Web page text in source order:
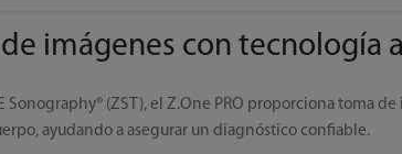
imágenes con tecnología
(ZST), el Z.One PRO proporciona toma
ayudando a asegurar un diagnóstico confiable.